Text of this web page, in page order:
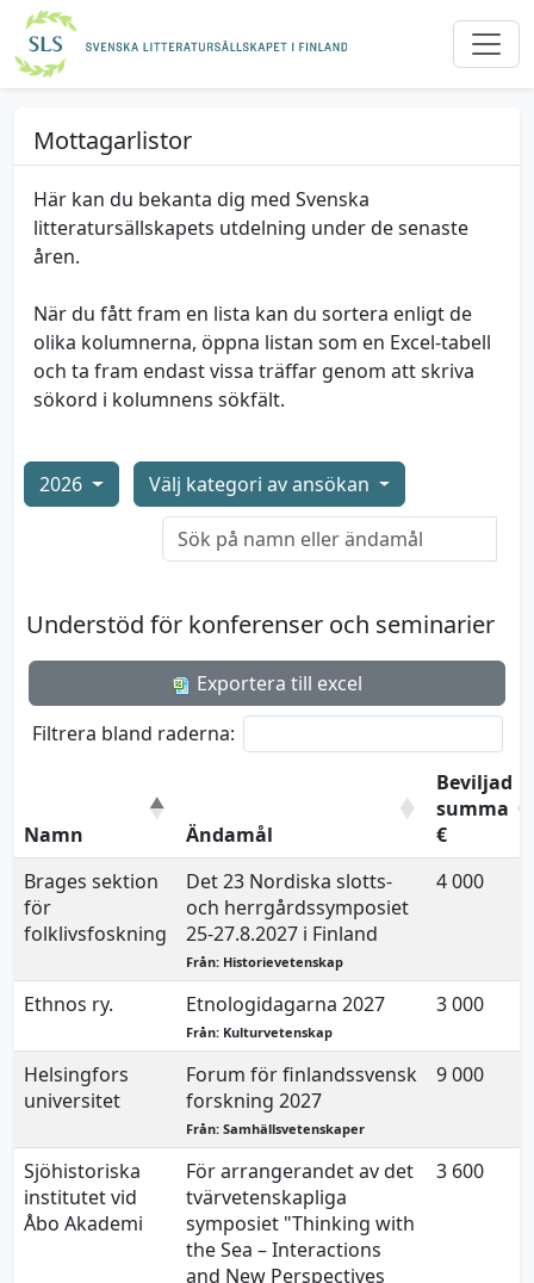
Mottagarlistor
Här kan du bekanta dig med Svenska
litteratursällskapets utdelning under de senaste
åren.
När du fått fram en lista kan du sortera enligt de
olika kolumnerna, öppna listan som en Excel-tabell
och ta fram endast vissa träffar genom att skriva
sökord i kolumnens sökfält.
2026 Välj kategori av ansökan
Understöd för konferenser och seminarier
Exportera till excel
Filtrera bland raderna:
Namn Ändamål
Beviljad
summa
€
Brages sektion
för
folklivsfoskning
Det 23 Nordiska slotts-
och herrgårdssymposiet
25-27.8.2027 i Finland
Från: Historievetenskap
4 000
Ethnos ry. Etnologidagarna 2027
Från: Kulturvetenskap
3 000
Helsingfors
universitet
Forum för finlandssvensk
forskning 2027
Från: Samhällsvetenskaper
9 000
Sjöhistoriska
institutet vid
Åbo Akademi
För arrangerandet av det
tvärvetenskapliga
symposiet "Thinking with
the Sea – Interactions
and New Perspectives
3 600